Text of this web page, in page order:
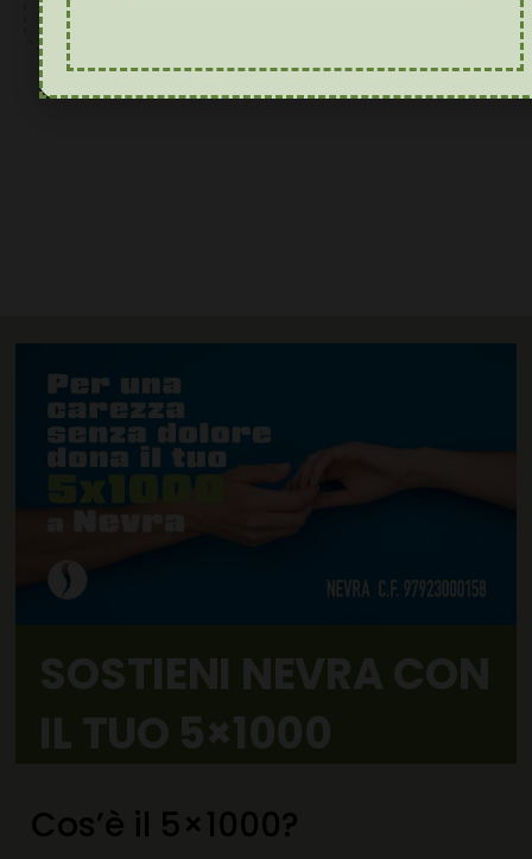
SOSTIENI NEVRA CON
IL TUO 5×1000
Cos’è il 5×1000?